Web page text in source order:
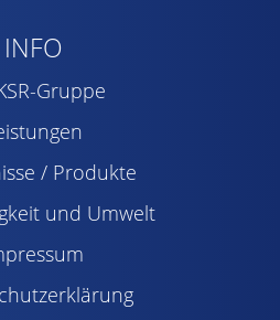
INFO
Gruppe
/ Produkte
und Umwelt